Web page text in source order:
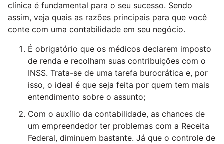
clínica é fundamental para o seu sucesso. Sendo
assim, veja quais as razões principais para que você
conte com uma contabilidade em seu negócio.
É obrigatório que os médicos declarem imposto
de renda e recolham suas contribuições com o
INSS. Trata-se de uma tarefa burocrática e, por
isso, o ideal é que seja feita por quem tem mais
entendimento sobre o assunto;
Com o auxílio da contabilidade, as chances de
um empreendedor ter problemas com a Receita
Federal, diminuem bastante. Já que o controle de